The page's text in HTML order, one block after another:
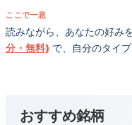
ここで一息
読みながら、あなたの好み
分・無料) で、自分のタイプ
おすすめ銘柄